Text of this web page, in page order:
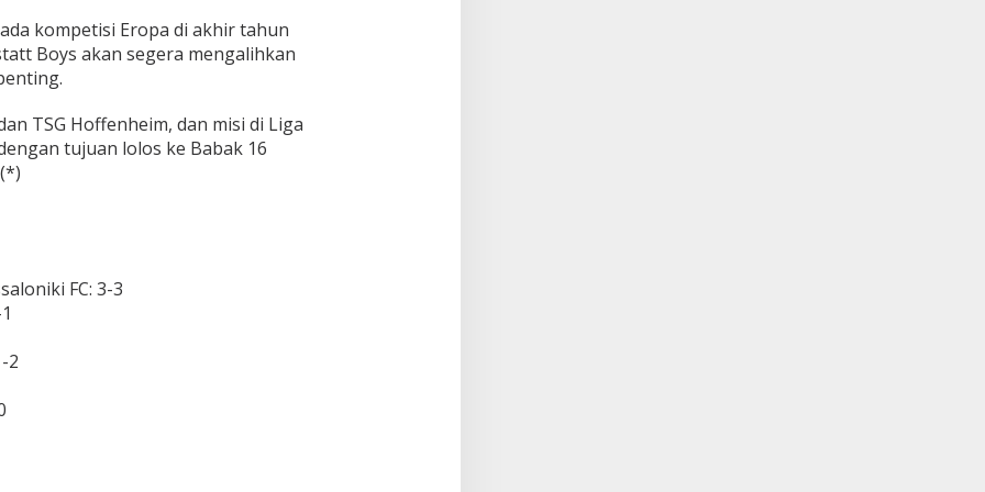
kompetisi Eropa di akhir tahun
Boys akan segera mengalihkan
TSG Hoffenheim, dan misi di Liga
tujuan lolos ke Babak 16
FC: 3-3
2